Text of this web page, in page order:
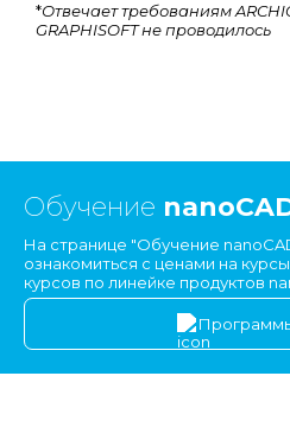
*Отвечает требованиям
GRAPHISOFT не проводилось
Обучение
На странице "Обучение
ознакомиться с ценами на
курсов по линейке продуктов